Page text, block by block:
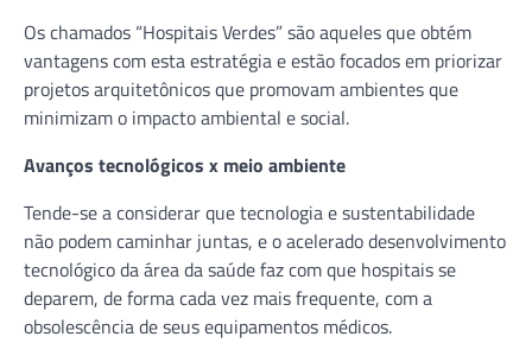
Os chamados “Hospitais Verdes” são aqueles que obtém
vantagens com esta estratégia e estão focados em priorizar
projetos arquitetônicos que promovam ambientes que
minimizam o impacto ambiental e social.
Avanços tecnológicos x meio ambiente
Tende-se a considerar que tecnologia e sustentabilidade
não podem caminhar juntas, e o acelerado desenvolvimento
tecnológico da área da saúde faz com que hospitais se
deparem, de forma cada vez mais frequente, com a
obsolescência de seus equipamentos médicos.